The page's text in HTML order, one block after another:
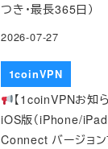
つき・最長365日）
2026-07-27
1coinVPN
【1coinVPNお知
iOS版（iPhone/
Connect バージョン